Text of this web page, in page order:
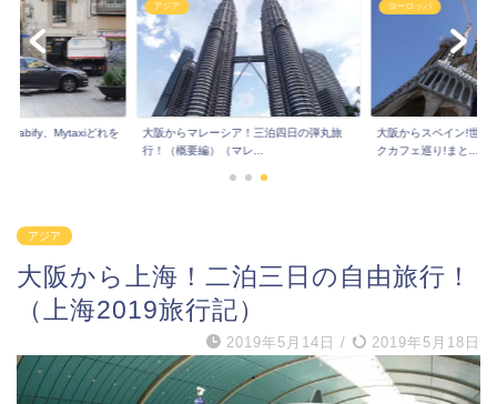
Cabify、Mytaxiどれを
アジア
大阪からマレーシア！三泊四日の弾丸旅
行！（概要編）（マレ...
ヨーロッパ
大阪からスペイン!世界
クカフェ巡り!まと...
アジア
大阪から上海！二泊三日の自由旅行！
（上海2019旅行記）
2019年5月14日 / 2019年5月18日